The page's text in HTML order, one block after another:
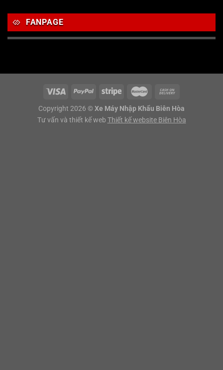
FANPAGE
Copyright 2026 © Xe Máy Nhập Khẩu Biên Hòa
Tư vấn và thiết kế web Thiết kế website Biên Hòa